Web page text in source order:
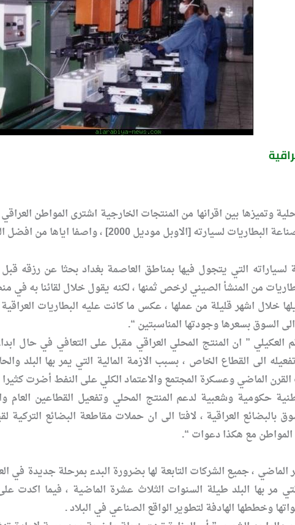
من المنشأ الصيني لرخص ثمنها ، لكنه يقول خلال لقائنا به
خلال اشهر قليلة من عملها ، عكس ما كانت عليه البطاريات
السوق بسعرها وجودتها المناسبتين “.
” ان المنتج المحلي العراقي مقبل على التعافي في حال
الى القطاع الخاص ، بسبب الازمة المالية التي يمر بها البلد
القرن الماضي وعسكرة المجتمع والاعتماد الكلي على النفط أضرت كثيرا
حكومية وشعبية لدعم المنتج المحلي وتفعيل القطاعين
بالبضائع العراقية ، لافتا الى ان حملات مقاطعة البضائع
المواطن مع هكذا دعوات “.
الماضي ، جميع الشركات التابعة لها بضرورة البدء بمرحلة جديدة
مر بها البلد طيلة السنوات الثلاث عشرة الماضية ، فيما اكدت
وخططها الهادفة لتطوير الواقع الصناعي في البلاد .